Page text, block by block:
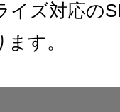
イズ対応の
す。